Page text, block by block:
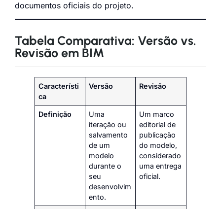
documentos oficiais do projeto.
Tabela Comparativa: Versão vs.
Revisão em BIM
Característi
ca
Versão Revisão
Definição
Uma
iteração ou
salvamento
de um
modelo
durante o
seu
desenvolvim
ento.
Um marco
editorial de
publicação
do modelo,
considerado
uma entrega
oficial.